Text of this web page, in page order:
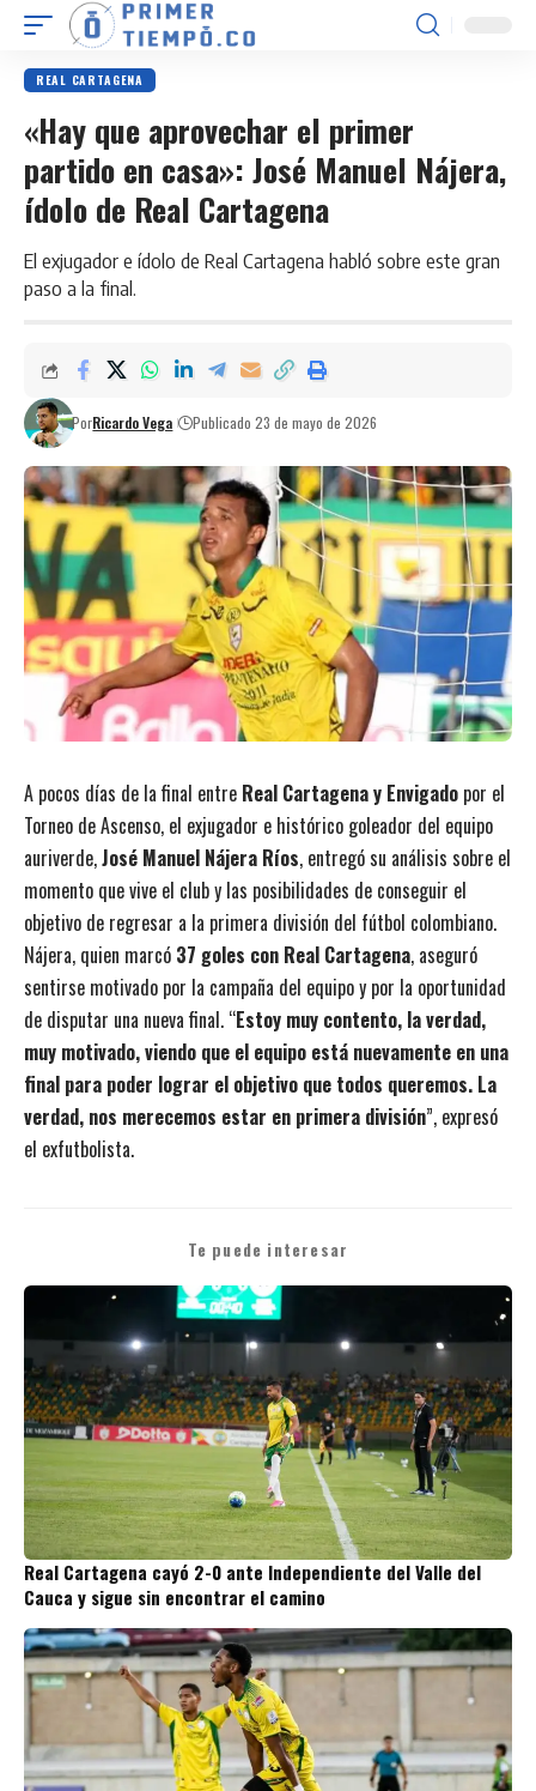
REAL CARTAGENA
«Hay que aprovechar el primer
partido en casa»: José Manuel Nájera,
ídolo de Real Cartagena
El exjugador e ídolo de Real Cartagena habló sobre este gran
paso a la final.
PorRicardo Vega Publicado 23 de mayo de 2026
A pocos días de la final entre Real Cartagena y Envigado por el
Torneo de Ascenso, el exjugador e histórico goleador del equipo
auriverde,José Manuel Nájera Ríos, entregó su análisis sobre el
momento que vive el club y las posibilidades de conseguir el
objetivo de regresar a la primera división del fútbol colombiano.
Nájera, quien marcó 37 goles con Real Cartagena, aseguró
sentirse motivado por la campaña del equipo y por la oportunidad
de disputar una nueva final. “Estoy muy contento, la verdad,
muy motivado, viendo que el equipo está nuevamente en una
final para poder lograr el objetivo que todos queremos. La
verdad, nos merecemos estar en primera división”, expresó
el exfutbolista.
Te puede interesar
Real Cartagena cayó 2-0 ante Independiente del Valle del
Cauca y sigue sin encontrar el camino